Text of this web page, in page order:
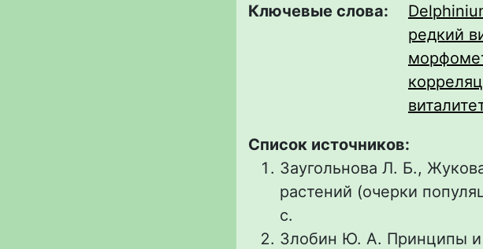
Ключевые слова:
редкий
Список источников:
Заугольнова Л. Б.,
растений (очерки
с.
Злобин Ю. А. Принципы и